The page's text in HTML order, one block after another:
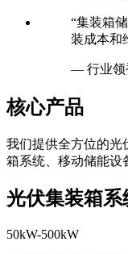
“集装箱
装成本和
— 行业领
核心产品
我们提供全方位的光
箱系统、移动储能设
光伏集装箱系
50kW-500kW